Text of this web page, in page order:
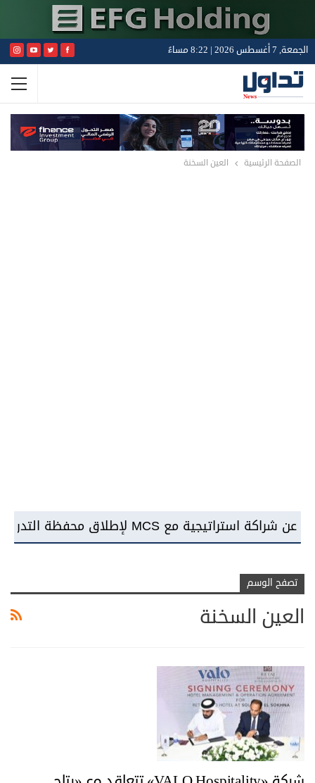
الجمعة, 7 أغسطس 2026 | 8:22 مساءً
الصفحة الرئيسية العين السخنة
تصفح الوسم
العين السخنة